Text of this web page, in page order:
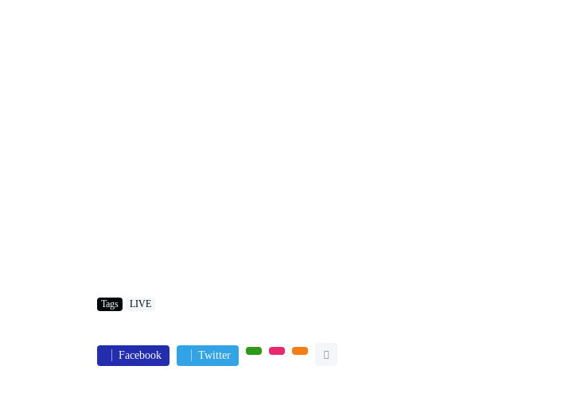
Tags LIVE
Facebook Twitter